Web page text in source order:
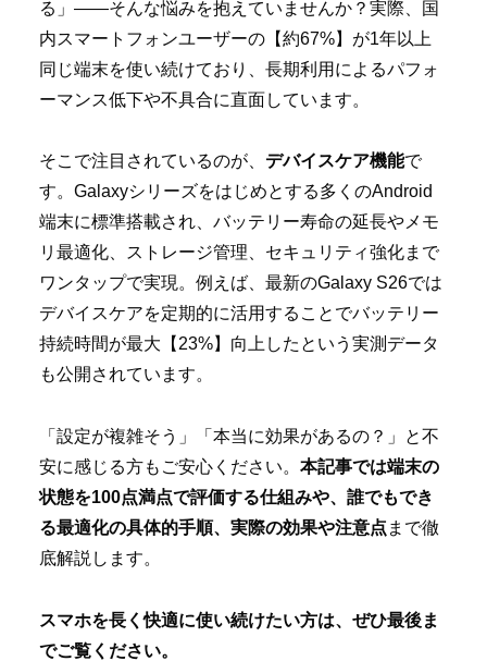
る」――そんな悩みを抱えていませんか？実際、国
内スマートフォンユーザーの【約67%】が1年以上
同じ端末を使い続けており、長期利用によるパフォ
ーマンス低下や不具合に直面しています。
そこで注目されているのが、 デバイスケア機能で
す。Galaxyシリーズをはじめとする多くのAndroid
端末に標準搭載され、バッテリー寿命の延長やメモ
リ最適化、ストレージ管理、セキュリティ強化まで
ワンタップで実現。例えば、最新のGalaxy S26では
デバイスケアを定期的に活用することでバッテリー
持続時間が最大【23%】向上したという実測データ
も公開されています。
「設定が複雑そう」「本当に効果があるの？」と不
安に感じる方もご安心ください。 本記事では端末の
状態を100点満点で評価する仕組みや、誰でもでき
る最適化の具体的手順、実際の効果や注意点 まで徹
底解説します。
スマホを長く快適に使い続けたい方は、ぜひ最後ま
でご覧ください。